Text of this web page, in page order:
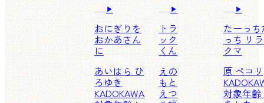
おにぎりを
おかあさん
に
あいはら ひ
ろゆき
KADOKAWA
トラ
ック
くん
えの
もと
えつ
たーっち
っち リ
クマ
原 ペコリ
対象年齢